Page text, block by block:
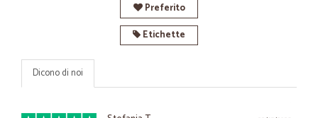
Preferito
Etichette
Dicono di noi